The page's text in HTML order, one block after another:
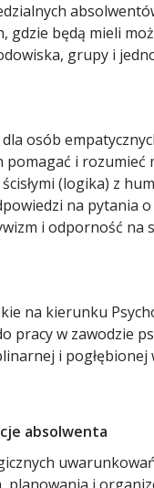
gdzie będą mieli
grupy i
osób
i rozumieć
(logika) z
na pytania o
i odporność na
na kierunku
pracy w zawodzie
i pogłębionej
absolwenta